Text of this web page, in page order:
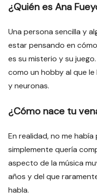
¿Quién es Ana
Una persona sencilla y
estar pensando en
es su misterio y su
como un hobby al que
y neuronas.
¿Cómo nace tu
En realidad, no me
simplemente quería
aspecto de la música
años y del que